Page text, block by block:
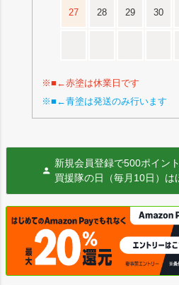
27 28 29 30
※■←赤塗は休業日です
※■←青塗は発送のみ行います
新規会員登録で500ポイン
買援隊の日（毎月10日）